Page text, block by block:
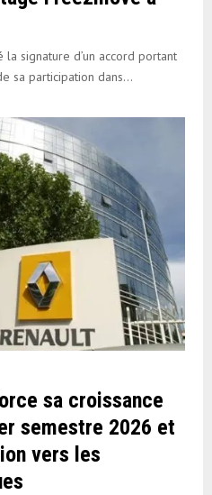
signature d’un accord portant
sa participation dans...
sa croissance
semestre 2026 et
vers les